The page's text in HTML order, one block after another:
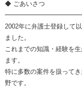
◆ ごあいさつ
2002年に弁護士登録して
ました。
これまでの知識・経験を
ます。
特に多数の案件を扱って
野です。